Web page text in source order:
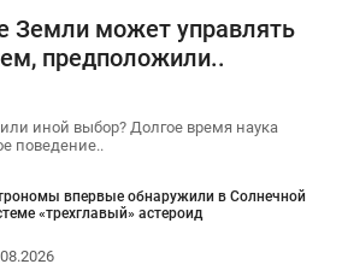
Земли может управлять
предположили..
иной выбор? Долгое время наука
поведение..
впервые обнаружили в Солнечной
«трехглавый» астероид